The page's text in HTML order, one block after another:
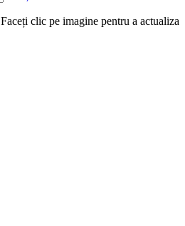
Faceți clic pe imagine pentru a actualiza